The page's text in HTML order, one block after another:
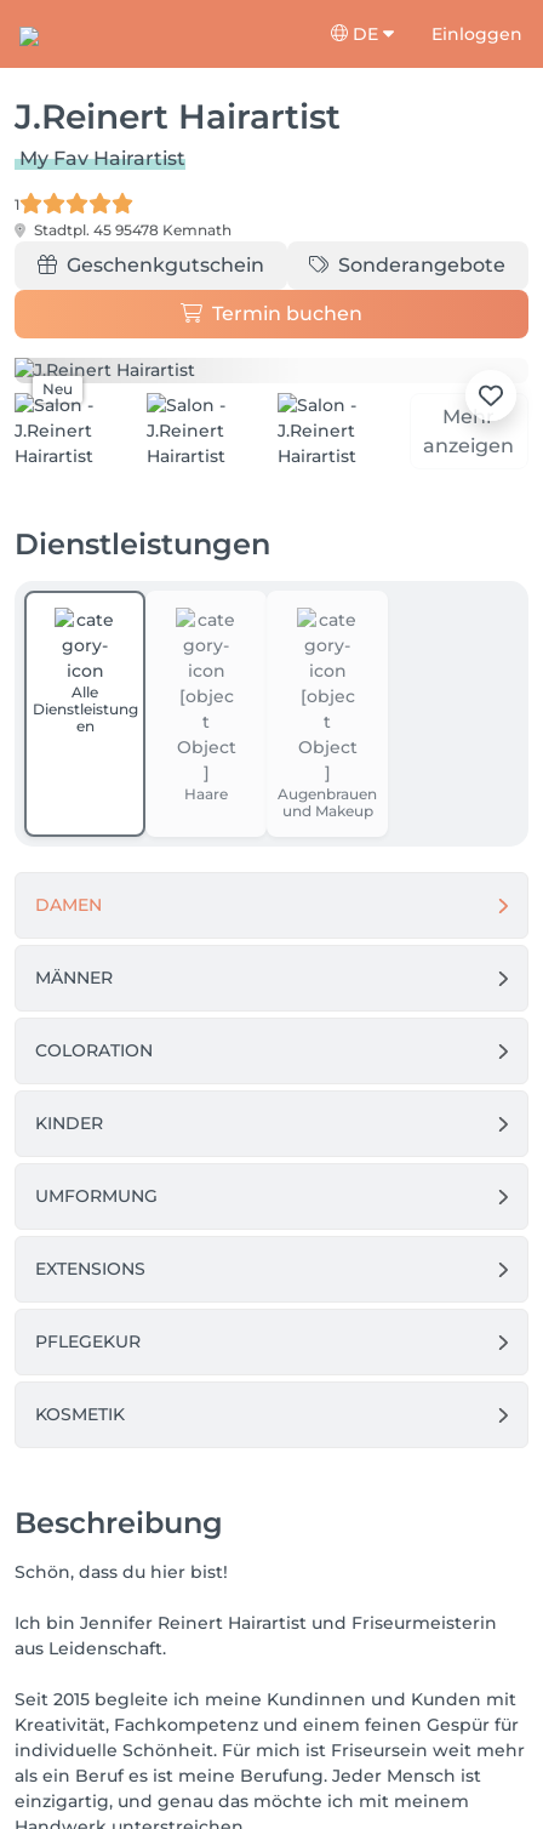
DE Einloggen
J.Reinert Hairartist
My Fav Hairartist
1
Stadtpl. 45 95478 Kemnath
Geschenkgutschein Sonderangebote
Termin buchen
Neu
Mehr
anzeigen
Dienstleistungen
Alle
Dienstleistung
en
Haare
Augenbrauen
und Makeup
DAMEN
MÄNNER
COLORATION
KINDER
UMFORMUNG
EXTENSIONS
PFLEGEKUR
KOSMETIK
Beschreibung
Schön, dass du hier bist!
Ich bin Jennifer Reinert Hairartist und Friseurmeisterin
aus Leidenschaft.
Seit 2015 begleite ich meine Kundinnen und Kunden mit
Kreativität, Fachkompetenz und einem feinen Gespür für
individuelle Schönheit. Für mich ist Friseursein weit mehr
als ein Beruf es ist meine Berufung. Jeder Mensch ist
einzigartig, und genau das möchte ich mit meinem